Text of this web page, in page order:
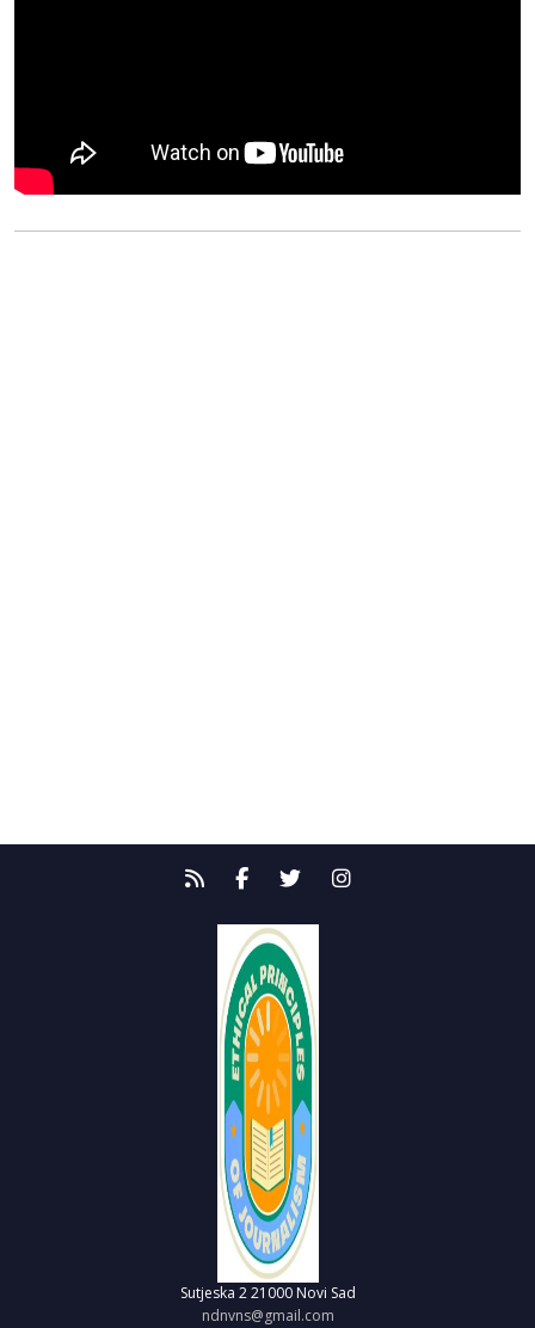
Sutjeska 2 21000 Novi Sad
ndnvns@gmail.com